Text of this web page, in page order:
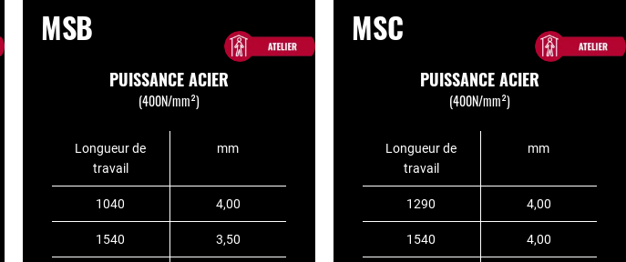
MSB
PUISSANCE ACIER
(400N/mm²)
Longueur de
travail
mm
1040 4,00
1540 3,50
MSC
PUISSANCE ACIER
(400N/mm²)
Longueur de
travail
mm
1290 4,00
1540 4,00